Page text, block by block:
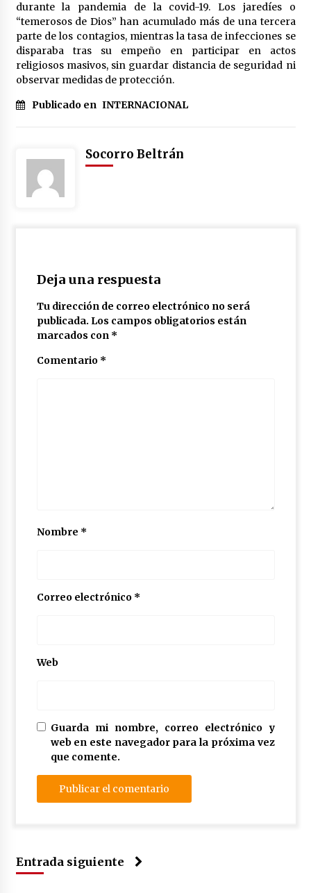
durante la pandemia de la covid-19. Los jaredíes o
“temerosos de Dios” han acumulado más de una tercera
parte de los contagios, mientras la tasa de infecciones se
disparaba tras su empeño en participar en actos
religiosos masivos, sin guardar distancia de seguridad ni
observar medidas de protección.
Publicado en INTERNACIONAL
Socorro Beltrán
Deja una respuesta
Tu dirección de correo electrónico no será
publicada. Los campos obligatorios están
marcados con *
Comentario *
Nombre *
Correo electrónico *
Web
Guarda mi nombre, correo electrónico y
web en este navegador para la próxima vez
que comente.
Entrada siguiente